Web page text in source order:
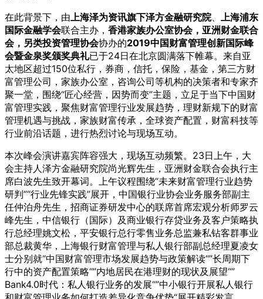
在此背景下，由 上海泽为资讯旗下泽方金融研究院、
上海浦东
国际金融学会联合主办， 香港家族办公室协会，亚洲财金联合
会，另类投资管理协会协办的2019中国财富管理创新国际峰
会暨金泉奖颁奖典礼已于24日在北京圆满落下帷幕。来自亚
太地区超过150位私行，券商，信托，保险，基金，第三方财
富管理公司，家族办公室，咨询公司等机构的决策者和专家齐
聚一堂，围绕“匠心经营，因势而变”主题，立足于当下中国财
富管理实践，聚焦财富管理行业发展趋势，理财新规下的财富
管理机遇与挑战，家族财富传承，全球资产配置，财富科技等
行业前沿话题，进行热烈讨论与现场互动。
本次峰会演讲嘉宾阵容强大，现场互动频繁。23日上午，大
会主持人泽方金融研究院尚光辉先生，亚洲财金联合会执行主
席白波先生致开幕词。上午议程围绕“未来财富管理行业趋势
研判”“行业先锋实践”展开，中国银行业协会业务服务部副主
任仲泊舟先生，招商证券研发中心的联席首席宏观分析师罗云
峰先生，中信银行（国际）及商业银行存贷业务及客户策略执
行总经理姚文松，平安银行总行零售业务总监兼私钻客群事业
部总裁黄华，上海银行财富管理与私人银行部副总经理夏凌女
士分别就“中国财富管理市场发展趋势与政策解读“”长周期下
行中的资产配置策略“”内地居民在港理财的现状及展望“”
Bank4.0时代：私人银行业务的发展“”中小银行开展私人银行